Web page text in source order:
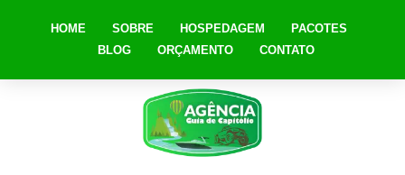
HOME SOBRE HOSPEDAGEM
PACOTES
BLOG
ORÇAMENTO CONTATO